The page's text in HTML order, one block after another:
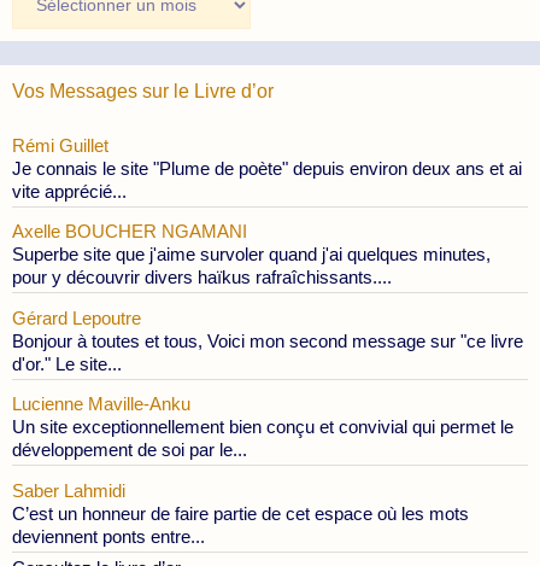
des
Publications
Vos Messages sur le Livre d’or
Rémi Guillet
Je connais le site "Plume de poète" depuis environ deux ans et ai
vite apprécié...
Axelle BOUCHER NGAMANI
Superbe site que j'aime survoler quand j'ai quelques minutes,
pour y découvrir divers haïkus rafraîchissants....
Gérard Lepoutre
Bonjour à toutes et tous, Voici mon second message sur "ce livre
d'or." Le site...
Lucienne Maville-Anku
Un site exceptionnellement bien conçu et convivial qui permet le
développement de soi par le...
Saber Lahmidi
C’est un honneur de faire partie de cet espace où les mots
deviennent ponts entre...